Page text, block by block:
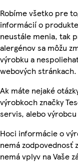
Robíme všetko pre
informácií o
neustále menia, tak
alergénov sa môžu
výrobku a
webových stránkach.
Ak máte nejaké
výrobkoch značky
servis, alebo
Hoci informácie o
nemá zodpovednosť
nemá vplyv na Vaše